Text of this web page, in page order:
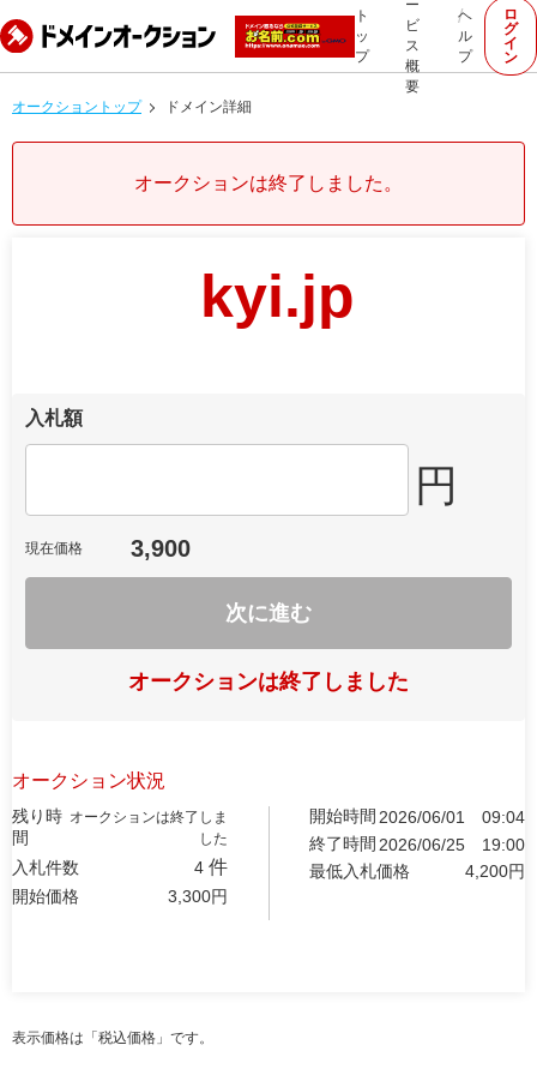
ト
ッ
プ
ー
ビ
ス
概
要
ヘ
ル
プ
ロ
グ
イ
ン
オークショントップ ドメイン詳細
オークションは終了しました。
kyi.jp
入札額
円
現在価格 3,900
次に進む
オークションは終了しました
オークション状況
残り時
間
オークションは終了しま
した
入札件数 4 件
開始価格 3,300円
開始時間 2026/06/01
09:04
終了時間 2026/06/25
19:00
最低入札価格
4,200円
表示価格は「税込価格」です。